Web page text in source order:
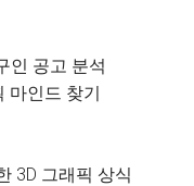
인 공고 분석
마인드 찾기
3D 그래픽 상식